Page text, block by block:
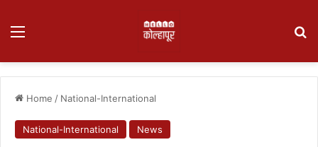
Menu
Home / National-International
National-International News